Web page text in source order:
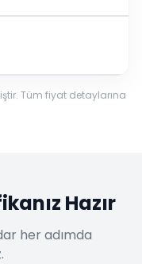
Tüm fiyat detaylarına
Hazır
her adımda